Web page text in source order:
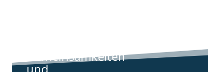
Gemeinsamkeiten
und